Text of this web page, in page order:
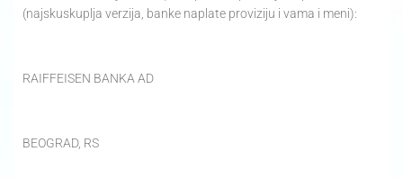
(najskuskuplja verzija, banke naplate proviziju i vama i meni):
RAIFFEISEN BANKA AD
BEOGRAD, RS